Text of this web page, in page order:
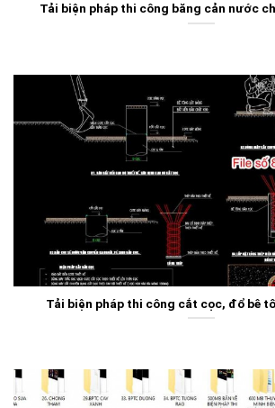
Tải biện pháp thi công băng cản nước
Tải biện pháp thi công cắt cọc, đổ bê